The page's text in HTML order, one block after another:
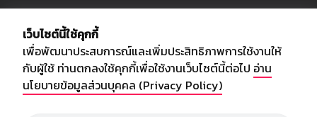
อัพเดทข่าวสารวงการกีฬา ฟุตบอล ผลบอล ผลฟุตบอลทั่วโลก ฟรีเมียร์
ลีก ไทยลีก ฟุตบอลโลก ยูฟ่าแซมเปี้ยนส์ลีก พร้อมทั้งวิเคราะห์บอล จาก
สยามกีฬา สตาร์ชอคเก้อร์ สปอร์ตพูล
เว็บไซต์นี้ใช้คุกกี้
เพื่อพัฒนาประสบการณ์และเพิ่มประสิทธิภาพการใช้งานให้
กับผู้ใช้ ท่านตกลงใช้คุกกี้เพื่อใช้งานเว็บไซต์นี้ต่อไป อ่าน
นโยบายข้อมูลส่วนบุคคล (Privacy Policy)